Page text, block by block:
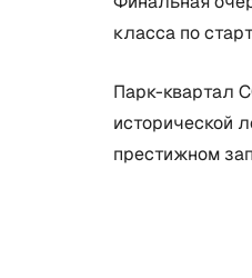
класса по
Парк-квартал
исторической
престижном